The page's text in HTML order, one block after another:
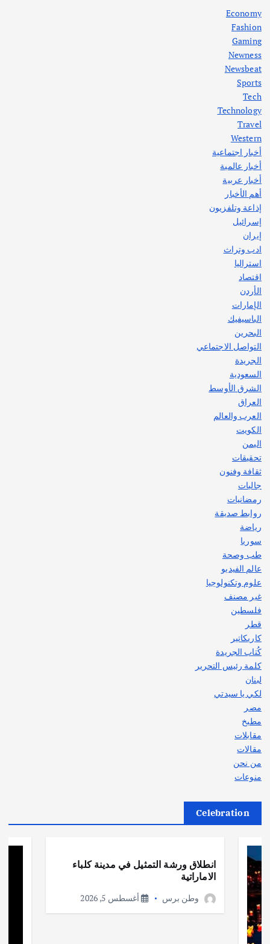
أهم الأخبار
اختتام ورشة السينوغرافيا في مدينة كلباء الاماراتية
أغسطس 3, 2026
Economy
Fashion
Gaming
Newness
Newsbeat
Sports
Tech
Technology
Travel
Western
أخبار اجتماعية
أخبار عالمية
أخبار عربية
أهم الأخبار
إذاعة وتلفزيون
إسرائيل
إيران
ادب وتراث
استراليا
اقتصاد
الأردن
الإمارات
الباسيفيك
البحرين
التواصل الاجتماعي
الجريدة
السعودية
الشرق الأوسط
العراق
العرب والعالم
الكويت
اليمن
تحقيقات
ثقافة وفنون
جاليات
رمضانيات
روابط صديقة
رياضة
سوريا
طب وصحة
عالم الفيديو
علوم وتكنولوجيا
غير مصنف
فلسطين
قطر
كاريكاتير
كُتاب الجريدة
كلمة رئيس التحرير
لبنان
لكي يا سيدتي
مصر
مطبخ
مقابلات
مقالات
من نحن
منوعات
Celebration
انطلاق ورشة التمثيل في مدينة كلباء
الاماراتية
وطن برس أغسطس 5, 2026